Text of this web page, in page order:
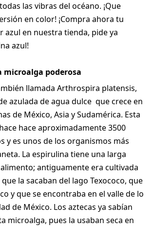
las vibras del océano. ¡Que
en color! ¡Compra ahora tu
azul en nuestra tienda, pide ya
azul!
microalga poderosa
llamada Arthrospira platensis,
azulada de agua dulce que crece en
de México, Asia y Sudamérica. Esta
hace aproximadamente 3500
y es unos de los organismos más
La espirulina tiene una larga
antiguamente era cultivada
la sacaban del lago Texococo, que
y que se encontraba en el valle de lo
de México. Los aztecas ya sabían
microalga, pues la usaban seca en